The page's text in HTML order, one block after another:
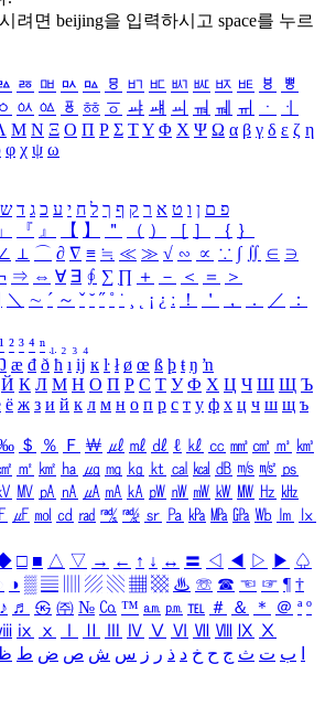
려면 beijing을 입력하시고 space를 누르
ㅭ ㅮ ㅯ ㅰ ㅱ ㅲ ㅳ ㅴ ㅵ ㅶ ㅷ ㅸ
ㅹ
ㆁ ㆂ ㆃ ㆄ ㆅ ㆆ ㆇ ㆈ ㆉ ㆊ ㆋ ㆌ ㆍ
ㆎ
Μ Ν Ξ Ο Π Ρ Σ ΤΥ Φ Χ Ψ Ω α β γ δ ε ζ η
φ χ ψ ω
פ ם ן ו ט א ר ק ף ך ל ח י ע כ ג ד ש
」 『 』 【 】 ＂ （ ） ［ ］ ｛ ｝
⊥ ⌒ ∂ ∇ ≡ ≒ ≪ ≫ √ ∽ ∝ ∵ ∫ ∬ ∈ ∋
⇒ ⇔ ∀ ∃ ∮ ∑ ∏ ＋ － ＜ ＝
＞
＼ ∼ ´ ～ ˇ ˘ ˝ ˚ ˙ ¸ ¡ ¿ ː ！ ＇ ， ． ／
：
¹ ² ³ ⁴ ⁿ ₁ ₂ ₃ ₄
æ đ ð ħ ı ĳ ĸ ŀ ł ø œ ß þ ŧ ŋ ŉ
Й К Л М Н О П Р С Т У Ф Х Ц Ч Ш Щ Ъ
ё ж з и й к л м н о п р с т у ф х ц ч ш щ ъ
＄ ％ Ｆ ￦ ㎕ ㎖ ㎗ ℓ ㎘ ㏄ ㎣ ㎤ ㎥ ㎦
㎡ ㎢ ㏊ ㎍ ㎎ ㎏ ㏏ ㎈ ㎉ ㏈ ㎧ ㎨ ㎰
㎹ ㎀ ㎁ ㎂ ㎃ ㎄ ㎺ ㎻ ㎽ ㎾ ㎿ ㎐ ㎑
㎌ ㏖ ㏅ ㎭ ㎮ ㎯ ㏛ ㎩ ㎪ ㎫ ㎬ ㏝ ㏐
㏓
□ ■ △ ▽ → ← ↑ ↓ ↔ 〓 ◁ ◀ ▷ ▶ ♤
◑ ▒ ▤ ▨ ▧ ▦ ▩ ♨ ☏ ☎ ☜ ☞ ¶ †
♪ ♬ ㉿ ㈜ № ㏇ ™ ㏂ ㏘ ℡ ＃ ＆ ＊ ＠ ª º
ⅸ ⅹ Ⅳ Ⅴ Ⅵ Ⅶ Ⅷ Ⅸ Ⅹ
ب ت ث ج ح خ د ذ ر ز س ش ص ض ط